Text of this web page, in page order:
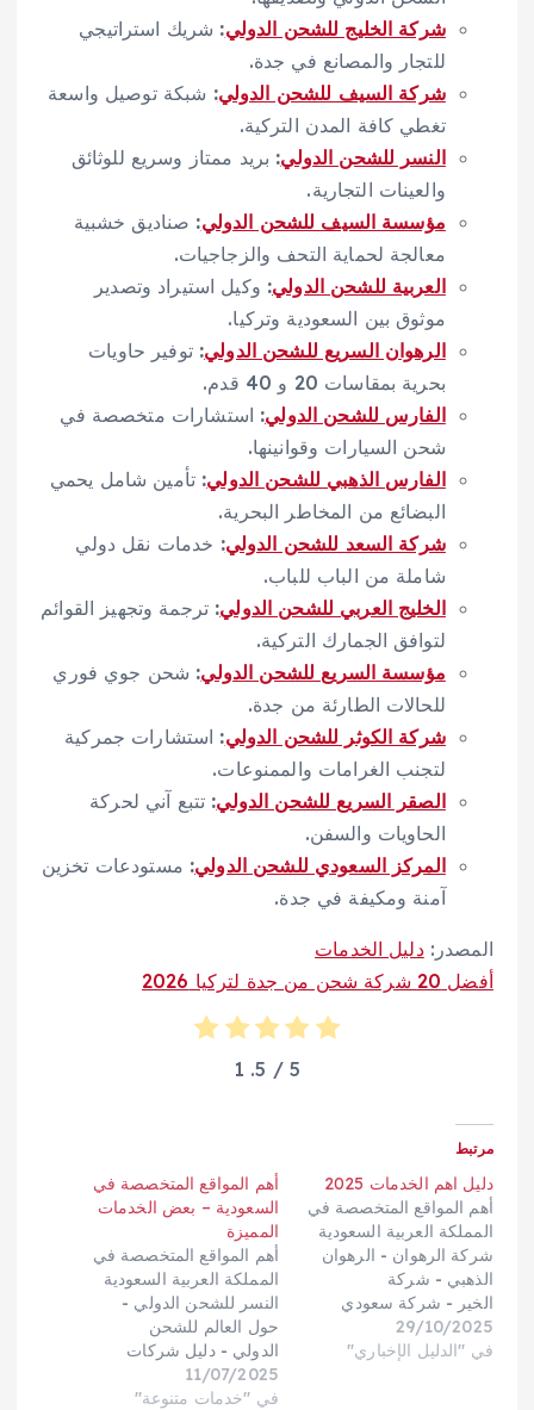
شركة الخليج للشحن الدولي: شريك استراتيجي
للتجار والمصانع في جدة.
شركة السيف للشحن الدولي: شبكة توصيل واسعة
تغطي كافة المدن التركية.
النسر للشحن الدولي: بريد ممتاز وسريع للوثائق
والعينات التجارية.
مؤسسة السيف للشحن الدولي: صناديق خشبية
معالجة لحماية التحف والزجاجيات.
العربية للشحن الدولي: وكيل استيراد وتصدير
موثوق بين السعودية وتركيا.
الرهوان السريع للشحن الدولي: توفير حاويات
بحرية بمقاسات 20 و 40 قدم.
الفارس للشحن الدولي: استشارات متخصصة في
شحن السيارات وقوانينها.
الفارس الذهبي للشحن الدولي: تأمين شامل يحمي
البضائع من المخاطر البحرية.
شركة السعد للشحن الدولي: خدمات نقل دولي
شاملة من الباب للباب.
الخليج العربي للشحن الدولي: ترجمة وتجهيز القوائم
لتوافق الجمارك التركية.
مؤسسة السريع للشحن الدولي: شحن جوي فوري
للحالات الطارئة من جدة.
شركة الكوثر للشحن الدولي: استشارات جمركية
لتجنب الغرامات والممنوعات.
الصقر السريع للشحن الدولي: تتبع آني لحركة
الحاويات والسفن.
المركز السعودي للشحن الدولي: مستودعات تخزين
آمنة ومكيفة في جدة.
المصدر:دليل الخدمات
أفضل 20 شركة شحن من جدة لتركيا 2026
5
/ 5.
1
مرتبط
دليل اهم الخدمات 2025
أهم المواقع المتخصصة في
المملكة العربية السعودية
شركة الرهوان - الرهوان
الذهبي - شركة
الخير - شركة سعودي
كارجو - مؤسسة
السريع - شركة الخليج
29/10/2025
في "الدليل الإخباري"
أهم المواقع المتخصصة في
السعودية – بعض الخدمات
المميزة
أهم المواقع المتخصصة في
المملكة العربية السعودية
النسر للشحن الدولي -
حول العالم للشحن
الدولي - دليل شركات
الشحن الدولي - الرهوان
السريع للشحن
11/07/2025
في "خدمات متنوعة"